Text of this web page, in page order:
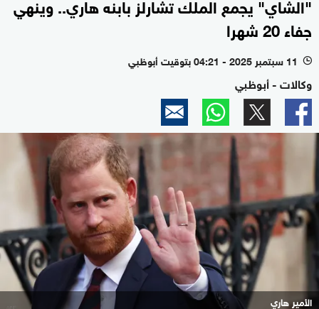
جفاء 20 شهرا
l 11 سبتمبر 2025 - 04:21 بتوقيت أبوظبي
وكالات - أبوظبي
الأمير هاري